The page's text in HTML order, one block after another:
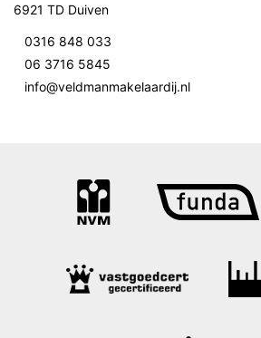
6921 TD Duiven
0316 848 033
06 3716 5845
info@veldmanmakelaardij.nl